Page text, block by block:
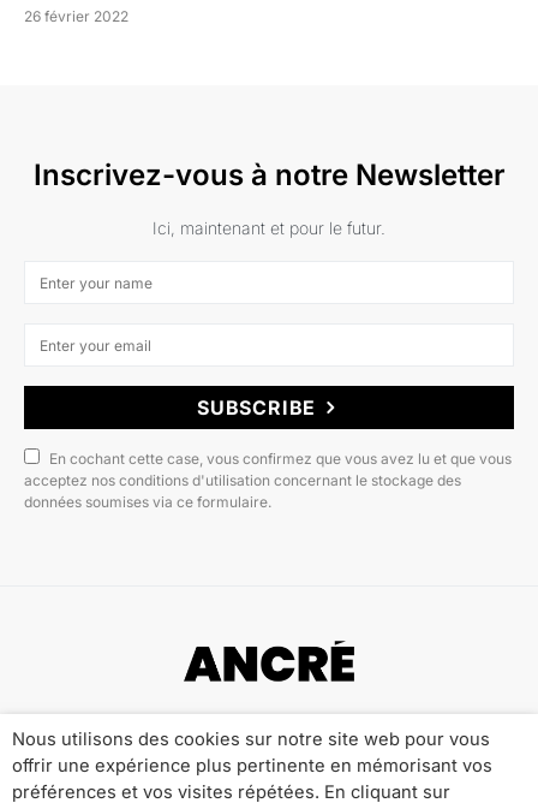
26 février 2022
Inscrivez-vous à notre Newsletter
Ici, maintenant et pour le futur.
SUBSCRIBE
En cochant cette case, vous confirmez que vous avez lu et que vous
acceptez nos conditions d'utilisation concernant le stockage des
données soumises via ce formulaire.
Qui sommes-nous ? Publicité
Contact
Nous utilisons des cookies sur notre site web pour vous
offrir une expérience plus pertinente en mémorisant vos
préférences et vos visites répétées. En cliquant sur